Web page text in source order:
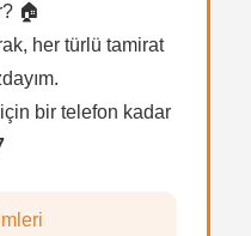
🏠
her türlü tamirat
bir telefon kadar